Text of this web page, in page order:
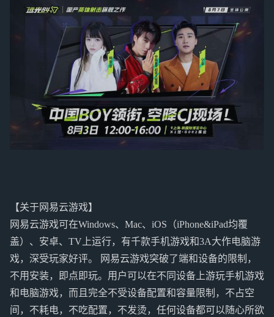
【关于网易云游戏】
网易云游戏可在Windows、Mac、iOS（iPhone&iPad均覆
盖）、安卓、TV上运行，有千款手机游戏和3A大作电脑游
戏，深受玩家好评。 网易云游戏突破了端和设备的限制，
不用安装，即点即玩。用户可以在不同设备上游玩手机游戏
和电脑游戏，而且完全不受设备配置和容量限制，不占空
间，不耗电，不吃配置，不发烫，任何设备都可以随心所欲